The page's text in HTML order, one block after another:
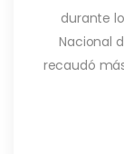
durante
Nacional
recaudó